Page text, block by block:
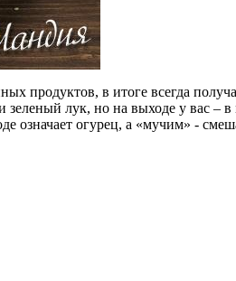
продуктов, в итоге всегда
зеленый лук, но на выходе у вас
означает огурец, а «мучим» -